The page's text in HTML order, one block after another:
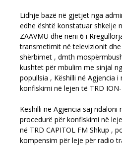
Lidhje bazë në gjetjet nga
edhe është konstatuar shkelje
ZAAVMU dhe neni 6 i
transmetimit në televizionit
shërbimet , dmth
kushtet për mbulim me sinjal
popullsia , Këshilli në Agjencia
konfiskimi në lejen të TRD
Keshilli në Agjencia saj ndaloni
procedurë për konfiskimi në
në TRD CAPITOL FM Shkup ,
kompensim për leje për radio